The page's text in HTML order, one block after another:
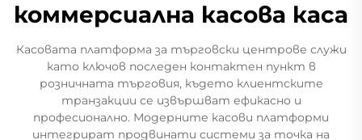
коммерсиална касова каса
Касовата платформа за търговски центрове служи
като ключов последен контактен пункт в
розничната търговия, където клиентските
транзакции се извършват ефикасно и
професионално. Модерните касови платформи
интегрират продвинати системи за точка на